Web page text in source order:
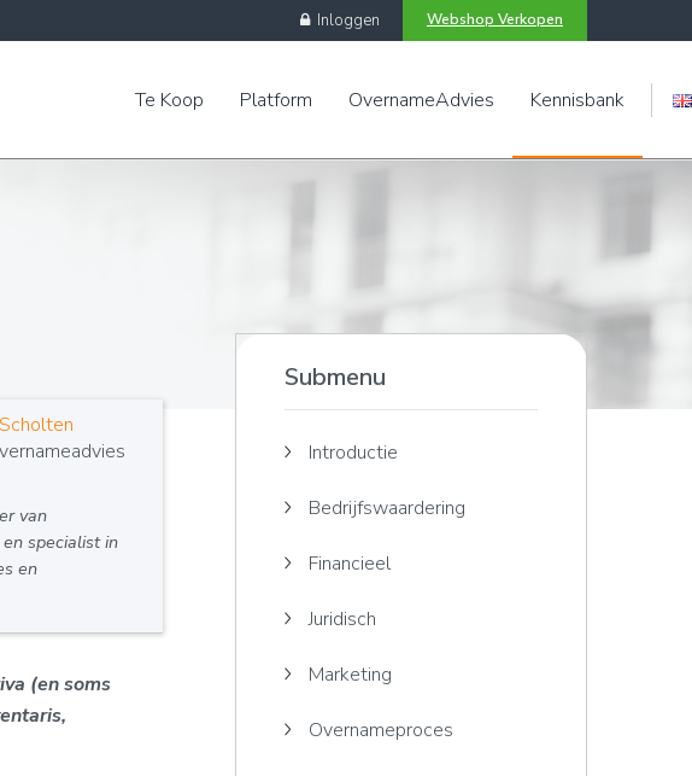
Webshop Verkopen
Inloggen
Engels
Te Koop Platform OvernameAdvies Kennisbank
van
specialist in
en
(en soms
Submenu
Introductie
Bedrijfswaardering
Financieel
Juridisch
Marketing
Overnameproces